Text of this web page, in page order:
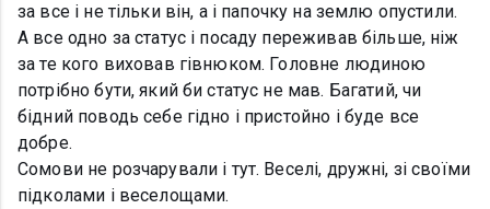
за все і не тільки він, а і папочку на землю опустили.
А все одно за статус і посаду переживав більше, ніж
за те кого виховав гівнюком. Головне людиною
потрібно бути, який би статус не мав. Багатий, чи
бідний поводь себе гідно і пристойно і буде все
добре.
Сомови не розчарували і тут. Веселі, дружні, зі своїми
підколами і веселощами.